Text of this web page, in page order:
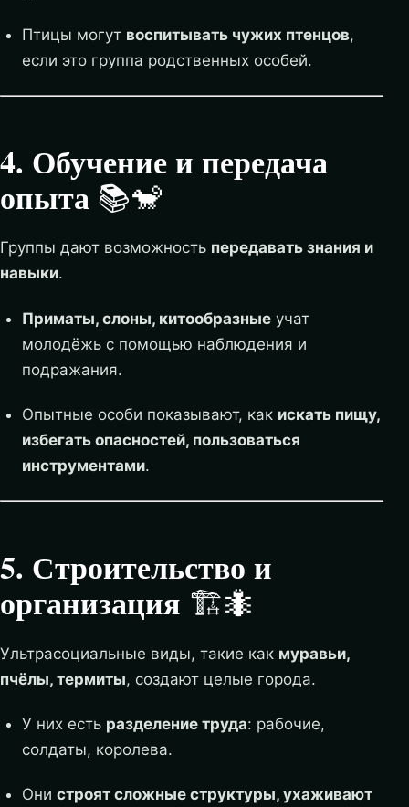
Птицы могут воспитывать чужих птенцов,
если это группа родственных особей.
4. Обучение и передача
опыта 📚🐒
Группы дают возможность передавать знания и
навыки.
Приматы, слоны, китообразныеучат
молодёжь с помощью наблюдения и
подражания.
Опытные особи показывают, как искать пищу,
избегать опасностей, пользоваться
инструментами.
5. Строительство и
организация 🏗️🐜
Ультрасоциальные виды, такие как муравьи,
пчёлы, термиты, создают целые города.
У них есть разделение труда: рабочие,
солдаты, королева.
Они строят сложные структуры, ухаживают